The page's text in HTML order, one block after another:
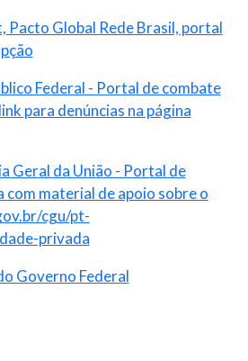
Pacto Global Rede Brasil, portal
Federal - Portal de combate
para denúncias na página
Geral da União - Portal de
material de apoio sobre o
cgu/pt-
privada
Governo Federal